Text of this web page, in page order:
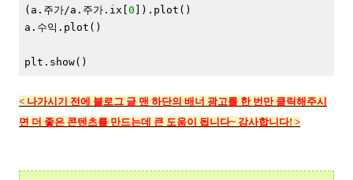
(a.주가/a.주가.ix[ 0 ]).plot()
a.수익.plot()
plt.show()
< 나가시기 전에 블로그 글 맨 하단의 배너 광고를 한 번만 클릭해주시
면 더 좋은 콘텐츠를 만드는데 큰 도움이 됩니다~ 감사합니다! >